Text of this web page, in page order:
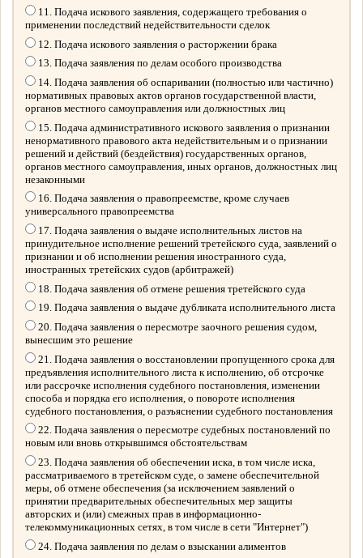
11. Подача искового заявления, содержащего требования о
применении последствий недействительности сделок
12. Подача искового заявления о расторжении брака
13. Подача заявления по делам особого производства
14. Подача заявления об оспаривании (полностью или частично)
нормативных правовых актов органов государственной власти,
органов местного самоуправления или должностных лиц
15. Подача административного искового заявления о признании
ненормативного правового акта недействительным и о признании
решений и действий (бездействия) государственных органов,
органов местного самоуправления, иных органов, должностных лиц
незаконными
16. Подача заявления о правопреемстве, кроме случаев
универсального правопреемства
17. Подача заявления о выдаче исполнительных листов на
принудительное исполнение решений третейского суда, заявлений о
признании и об исполнении решения иностранного суда,
иностранных третейских судов (арбитражей)
18. Подача заявления об отмене решения третейского суда
19. Подача заявления о выдаче дубликата исполнительного листа
20. Подача заявления о пересмотре заочного решения судом,
вынесшим это решение
21. Подача заявления о восстановлении пропущенного срока для
предъявления исполнительного листа к исполнению, об отсрочке
или рассрочке исполнения судебного постановления, изменении
способа и порядка его исполнения, о повороте исполнения
судебного постановления, о разъяснении судебного постановления
22. Подача заявления о пересмотре судебных постановлений по
новым или вновь открывшимся обстоятельствам
23. Подача заявления об обеспечении иска, в том числе иска,
рассматриваемого в третейском суде, о замене обеспечительной
меры, об отмене обеспечения (за исключением заявлений о
принятии предварительных обеспечительных мер защиты
авторских и (или) смежных прав в информационно-
телекоммуникационных сетях, в том числе в сети "Интернет")
24. Подача заявления по делам о взыскании алиментов